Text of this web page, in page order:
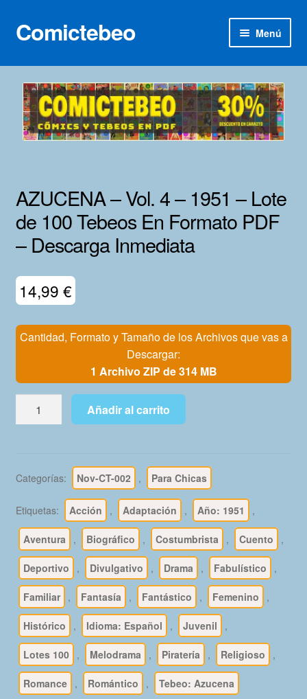
Ir
a
Ir
al
Comictebeo Menú
Inicio
Categorías
Franco-Belga
Lotes 100
Adultos
Porno 3D
AZUCENA – Vol. 4 – 1951 – Lote
de 100 Tebeos En Formato PDF
– Descarga Inmediata
14,99 €
Cantidad, Formato y Tamaño de los Archivos que vas a
Descargar:
1 Archivo ZIP de 314 MB
-
1951
-
de
100
Tebeos
En
Formato
PDF
Descarga
Inmediata
cantidad
Añadir al carrito
Categorías: Nov-CT-002 , Para Chicas
Etiquetas: Acción , Adaptación , Año: 1951 ,
Aventura , Biográfico , Costumbrista , Cuento ,
Deportivo , Divulgativo , Drama , Fabulístico ,
Familiar , Fantasía , Fantástico , Femenino ,
Histórico , Idioma: Español , Juvenil ,
Lotes 100 , Melodrama , Piratería , Religioso ,
Romance , Romántico , Tebeo: Azucena